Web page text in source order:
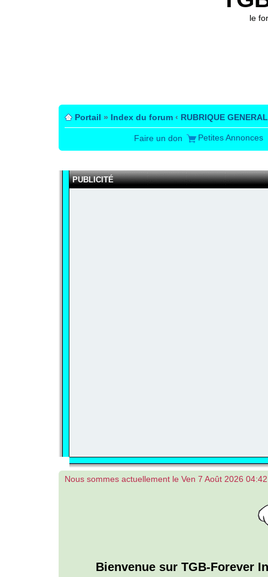
le
Portail » Index du forum ‹ RUBRIQUE
Faire un don Petites Annonces
PUBLICITÉ
Nous sommes actuellement le Ven 7 Août 2026 04:42
Bienvenue sur TGB-Forever